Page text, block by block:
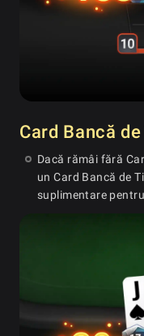
Card Bancă
Dacă rămâi fără
un Card Bancă de
suplimentare